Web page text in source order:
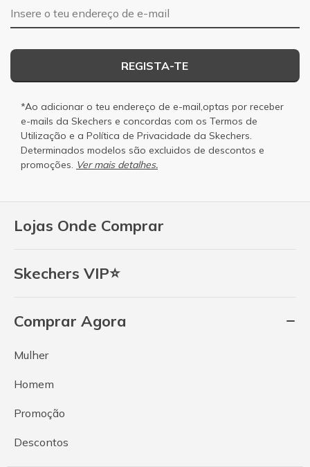
Lojas Onde Comprar
Skechers VIP⭐
Comprar Agora
Mulher
Homem
Promoção
Descontos
Endereço de e-mail
REGISTA-TE
*Ao adicionar o teu endereço de e-mail,optas por receber
e-mails da Skechers e concordas com os Termos de
Utilização e a Política de Privacidade da Skechers.
Determinados modelos são excluidos de descontos e
promoções. Ver mais detalhes.